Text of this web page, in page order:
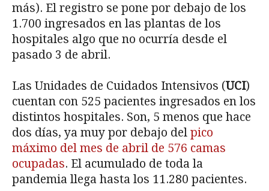
más). El registro se pone por debajo de los
1.700 ingresados en las plantas de los
hospitales algo que no ocurría desde el
pasado 3 de abril.
Las Unidades de Cuidados Intensivos (UCI)
cuentan con 525 pacientes ingresados en los
distintos hospitales. Son, 5 menos que hace
dos días, ya muy por debajo del pico
máximo del mes de abril de 576 camas
ocupadas. El acumulado de toda la
pandemia llega hasta los 11.280 pacientes.